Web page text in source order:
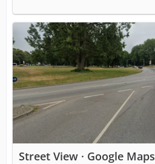
Street View · Google Maps